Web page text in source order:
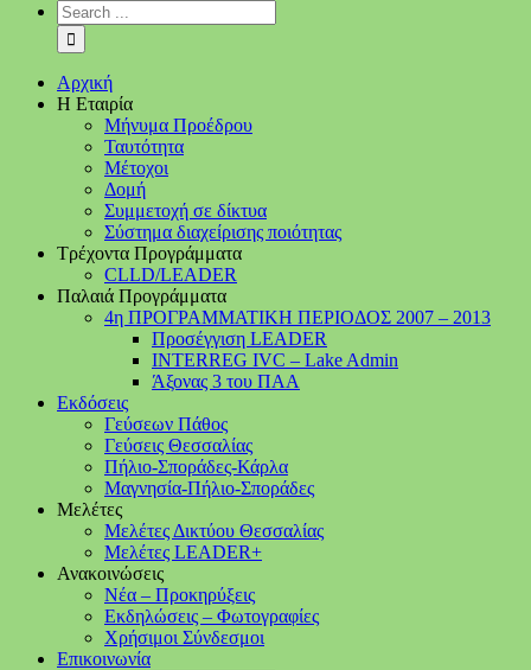
Αρχική
Η Εταιρία
Μήνυμα Προέδρου
Ταυτότητα
Μέτοχοι
Δομή
Συμμετοχή σε δίκτυα
Σύστημα διαχείρισης ποιότητας
Τρέχοντα Προγράμματα
CLLD/LEADER
Παλαιά Προγράμματα
4η ΠΡΟΓΡΑΜΜΑΤΙΚΗ ΠΕΡΙΟΔΟΣ 2007 – 2013
Προσέγγιση LEADER
INTERREG IVC – Lake Admin
Άξονας 3 του ΠΑΑ
Εκδόσεις
Γεύσεων Πάθος
Γεύσεις Θεσσαλίας
Πήλιο-Σποράδες-Κάρλα
Μαγνησία-Πήλιο-Σποράδες
Μελέτες
Μελέτες Δικτύου Θεσσαλίας
Μελέτες LEADER+
Ανακοινώσεις
Νέα – Προκηρύξεις
Εκδηλώσεις – Φωτογραφίες
Χρήσιμοι Σύνδεσμοι
Επικοινωνία